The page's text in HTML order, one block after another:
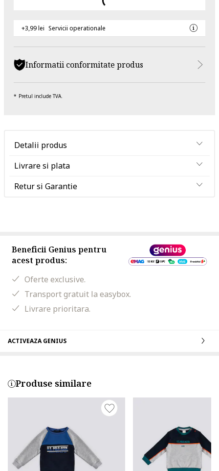
+3,99 lei Servicii operationale
Informatii conformitate produs
Pretul include TVA.
Detalii produs
Livrare si plata
Retur si Garantie
Beneficii Genius pentru
acest produs:
Oferte exclusive.
Transport gratuit la easybox.
Livrare prioritara.
ACTIVEAZA GENIUS
Produse similare